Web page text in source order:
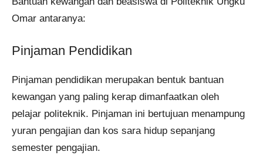
Omar antaranya:
Pinjaman Pendidikan
Pinjaman pendidikan merupakan bentuk bantuan
kewangan yang paling kerap dimanfaatkan oleh
pelajar politeknik. Pinjaman ini bertujuan menampung
yuran pengajian dan kos sara hidup sepanjang
semester pengajian.